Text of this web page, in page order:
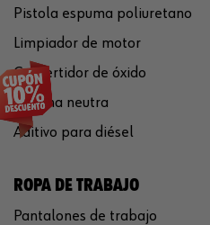
Pistola espuma poliuretano
Limpiador de motor
Convertidor de óxido
Silicona neutra
Aditivo para diésel
ROPA DE TRABAJO
Pantalones de trabajo